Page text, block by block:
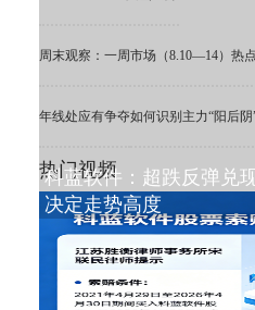
周末观察：一周市场（8.10—14）热
年线处应有争夺如何识别主力“阳后阴
热门视频
科蓝软件：超跌反弹兑
决定走势高度
ST 交大昂立：利空出清，困
之下重估价值